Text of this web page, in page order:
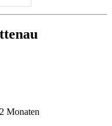
Monaten